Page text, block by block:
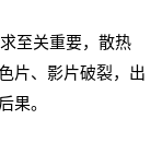
至关重要，散热
片、影片破裂，出
果。